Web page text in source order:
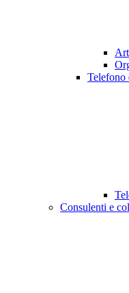
Telefono
Consulenti e